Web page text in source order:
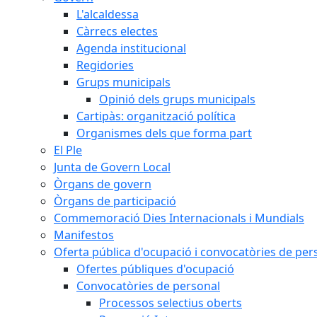
L'alcaldessa
Càrrecs electes
Agenda institucional
Regidories
Grups municipals
Opinió dels grups municipals
Cartipàs: organització política
Organismes dels que forma part
El Ple
Junta de Govern Local
Òrgans de govern
Òrgans de participació
Commemoració Dies Internacionals i Mundials
Manifestos
Oferta pública d'ocupació i convocatòries de
Ofertes públiques d'ocupació
Convocatòries de personal
Processos selectius oberts